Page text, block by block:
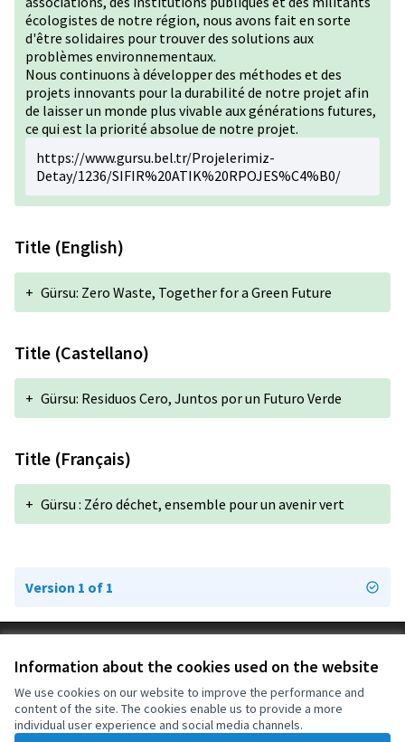
Information about the cookies used on the website
We use cookies on our website to improve the performance and
content of the site. The cookies enable us to provide a more
individual user experience and social media channels.
écologistes de notre région, nous avons fait en sorte
d'être solidaires pour trouver des solutions aux
problèmes environnementaux.
Nous continuons à développer des méthodes et des
projets innovants pour la durabilité de notre projet afin
de laisser un monde plus vivable aux générations futures,
ce qui est la priorité absolue de notre projet.
https://www.gursu.bel.tr/Projelerimiz-
Detay/1236/SIFIR%20ATIK%20RPOJES%C4%B0/
Title (English)
+ Gürsu: Zero Waste, Together for a Green Future
Title (Castellano)
+ Gürsu: Residuos Cero, Juntos por un Futuro Verde
Title (Français)
+ Gürsu : Zéro déchet, ensemble pour un avenir vert
Version 1 of 1
Cookie settings
(External link)
OIDP at Facebook
(External link)
OIDP at YouTube
(External link)
English
Choose languageChoisir la langueElegir el idioma